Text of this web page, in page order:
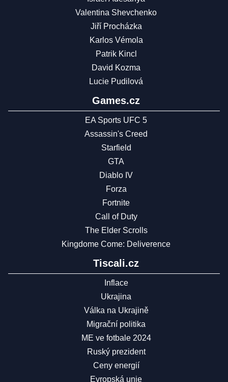
Valentina Shevchenko
Jiří Procházka
Karlos Vémola
Patrik Kincl
David Kozma
Lucie Pudilová
Games.cz
EA Sports UFC 5
Assassin's Creed
Starfield
GTA
Diablo IV
Forza
Fortnite
Call of Duty
The Elder Scrolls
Kingdome Come: Deliverence
Tiscali.cz
Inflace
Ukrajina
Válka na Ukrajině
Migrační politika
ME ve fotbale 2024
Ruský prezident
Ceny energií
Evropská unie